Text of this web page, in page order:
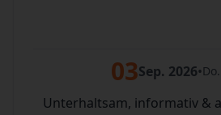
03Sep. 2026•
Unterhaltsam, informativ &